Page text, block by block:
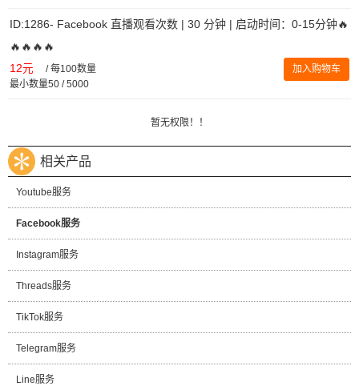
ID:1286- Facebook 直播观看次数 | 30 分钟 | 启动时间：0-15分钟🔥
🔥🔥🔥🔥
12元 /每100数量
最小数量50 / 5000
加入购物车
暂无权限！！
相关产品
Youtube服务
Facebook服务
Instagram服务
Threads服务
TikTok服务
Telegram服务
Line服务